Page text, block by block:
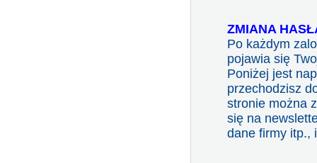
ZMIANA
Po każdym
pojawia się
Poniżej jest
przechodzisz
stronie można
się na
dane firmy itp.,